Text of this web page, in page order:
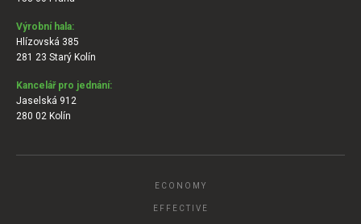
Výrobní hala:
Hlízovská 385
281 23 Starý Kolín
Kancelář pro jednání:
Jaselská 912
280 02 Kolín
ECONOMY
EFFECTIVE